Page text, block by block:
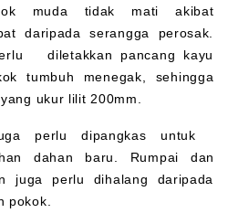
muda tidak mati akibat
daripada serangga perosak.
diletakkan pancang kayu
tumbuh menegak, sehingga
ukur lilit 200mm.
perlu dipangkas untuk
dahan baru. Rumpai dan
juga perlu dihalang daripada
pokok.